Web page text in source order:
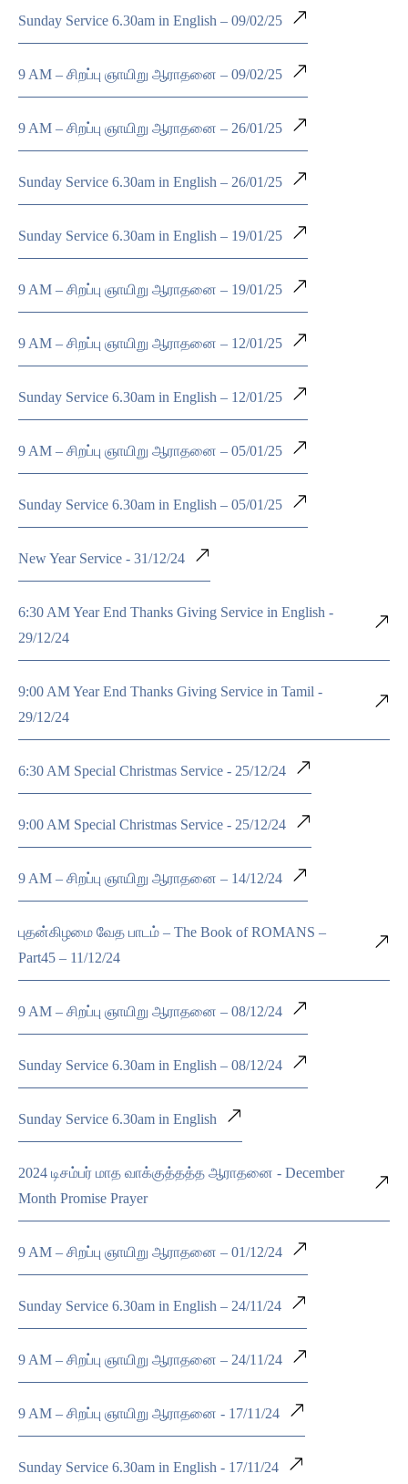
Sunday Service 6.30am in English – 09/02/25
9 AM – சிறப்பு ஞாயிறு ஆராதனை – 09/02/25
9 AM – சிறப்பு ஞாயிறு ஆராதனை – 26/01/25
Sunday Service 6.30am in English – 26/01/25
Sunday Service 6.30am in English – 19/01/25
9 AM – சிறப்பு ஞாயிறு ஆராதனை – 19/01/25
9 AM – சிறப்பு ஞாயிறு ஆராதனை – 12/01/25
Sunday Service 6.30am in English – 12/01/25
9 AM – சிறப்பு ஞாயிறு ஆராதனை – 05/01/25
Sunday Service 6.30am in English – 05/01/25
New Year Service - 31/12/24
6:30 AM Year End Thanks Giving Service in English -
29/12/24
9:00 AM Year End Thanks Giving Service in Tamil -
29/12/24
6:30 AM Special Christmas Service - 25/12/24
9:00 AM Special Christmas Service - 25/12/24
9 AM – சிறப்பு ஞாயிறு ஆராதனை – 14/12/24
புதன்கிழமை வேத பாடம் – The Book of ROMANS –
Part45 – 11/12/24
9 AM – சிறப்பு ஞாயிறு ஆராதனை – 08/12/24
Sunday Service 6.30am in English – 08/12/24
Sunday Service 6.30am in English
2024 டிசம்பர் மாத வாக்குத்தத்த ஆராதனை - December
Month Promise Prayer
9 AM – சிறப்பு ஞாயிறு ஆராதனை – 01/12/24
Sunday Service 6.30am in English – 24/11/24
9 AM – சிறப்பு ஞாயிறு ஆராதனை – 24/11/24
9 AM – சிறப்பு ஞாயிறு ஆராதனை - 17/11/24
Sunday Service 6.30am in English - 17/11/24